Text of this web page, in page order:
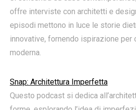
offre interviste con architetti e
episodi mettono in luce le storie
innovative, fornendo ispirazione per
moderna.
Snap: Architettura Imperfetta
Questo podcast si dedica